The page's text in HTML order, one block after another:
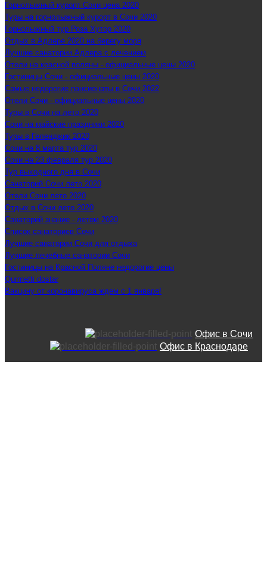
Горнолыжный курорт Сочи цена 2020
Туры на горнолыжный курорт в Сочи 2020
Горнолыжный тур Роза Хутор 2020
Отдых в Адлере 2020 на берегу моря
Лучшие санатории Адлера с лечением
Отели на красной поляны - официальные цены 2020
Гостиницы Сочи - официальные цены 2020
Самые недорогие пансионаты в Сочи 2022
Отели Сочи - официальные цены 2020
Туры в Сочи на лето 2020
Сочи на майские праздники 2020
Туры в Геленджик 2020
Сочи на 8 марта тур 2020
Сочи на 23 февраля тур 2020
Тур выходного дня в Сочи
Санаторий Сочи лето 2020
Отели Сочи лето 2020
Отдых в Сочи лето 2020
Санаторий знание - летом 2020
Список санаториев Сочи
Лучшие санатории Сочи для отдыха
Лучшие лечебные санатории Сочи
Гостиницы на Красной Поляне недорогие цены
Qurmetti dostar
Вакцину от коронавируса ждем с 1 января!
Офис в Сочи
Офис в Краснодаре